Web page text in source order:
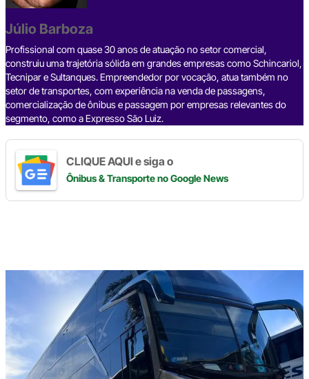
o
o
k
s
Júlio Barboza
Profissional com quase 30 anos de atuação no setor comercial,
construiu uma trajetória sólida em grandes empresas como Schincariol,
Tecnipar e Sultanques. Empreendedor por vocação, atua também no
setor de transportes, com experiência na venda de passagens,
comercialização de ônibus e passagem por empresas relevantes do
segmento, como a Expresso São Luiz.
CLIQUE AQUI e siga o
Ônibus & Transporteno Google News
seu
mail